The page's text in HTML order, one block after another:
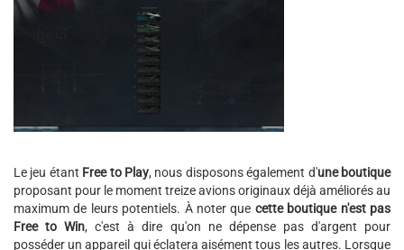
Le jeu étant Free to Play, nous disposons également d'une boutique
proposant pour le moment treize avions originaux déjà améliorés au
maximum de leurs potentiels. À noter que cette boutique n'est pas
Free to Win, c'est à dire qu'on ne dépense pas d'argent pour
posséder un appareil qui éclatera aisément tous les autres. Lorsque